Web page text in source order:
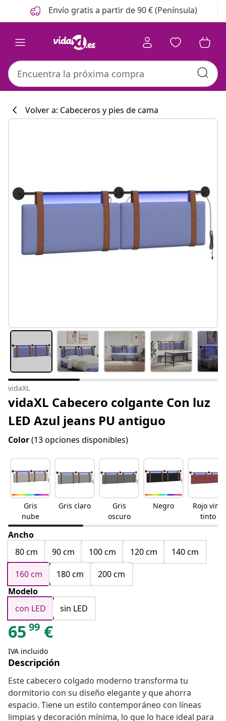
Anterior
Siguiente Envío gratis a partir de 90 € (Península)
#sharemevidaxl
Volver a: Cabeceros y pies de cama
vidaXL
vidaXL Cabecero colgante Con luz
LED Azul jeans PU antiguo
Color(13 opciones disponibles)
Gris
nube
Gris claro
Gris
oscuro
Negro
Rojo vino
tinto
Ancho
80 cm
90 cm 100 cm 120 cm
140 cm
160 cm
180 cm
200 cm
Modelo
con LED
sin LED
65 99 €
IVA incluido
Descripción
Este cabecero colgado moderno transforma tu
dormitorio con su diseño elegante y que ahorra
espacio. Tiene un estilo contemporáneo con líneas
limpias y decoración mínima, lo que lo hace ideal para